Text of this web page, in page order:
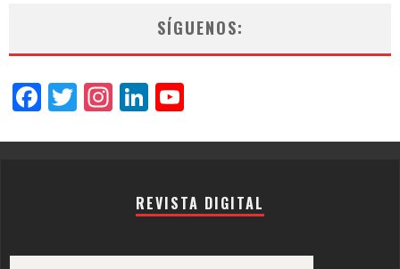
SÍGUENOS:
Facebook
Twitter
Instagram
LinkedIn
REVISTA DIGITAL